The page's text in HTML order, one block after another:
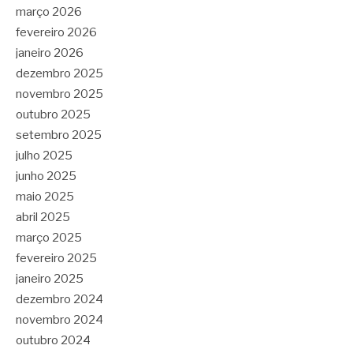
março 2026
fevereiro 2026
janeiro 2026
dezembro 2025
novembro 2025
outubro 2025
setembro 2025
julho 2025
junho 2025
maio 2025
abril 2025
março 2025
fevereiro 2025
janeiro 2025
dezembro 2024
novembro 2024
outubro 2024